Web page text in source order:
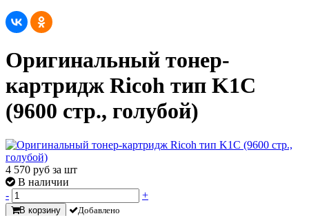
Оригинальный тонер-
картридж Ricoh тип K1C
(9600 стр., голубой)
4 570 руб за шт
В наличии
-
+
В корзину
Добавлено